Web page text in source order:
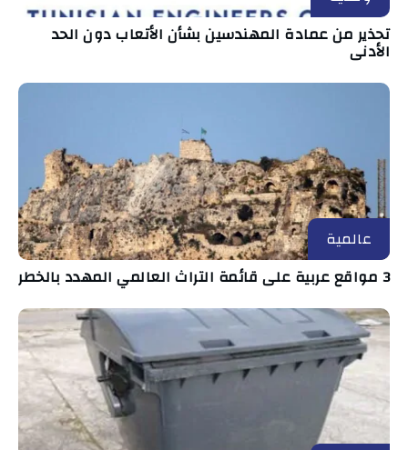
تحذير من عمادة المهندسين بشأن الأتعاب دون الحد
الأدنى
عالمية
3 مواقع عربية على قائمة التراث العالمي المهدد بالخطر